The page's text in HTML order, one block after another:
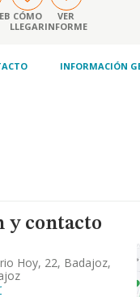
CÓMO
LLEGAR
VER
INFORME
INFORMACIÓN
y contacto
Hoy, 22, Badajoz,